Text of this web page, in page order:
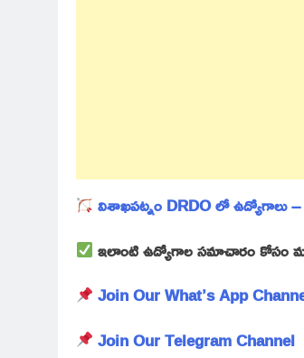
విశాఖపట్నం DRDO లో ఉద్యోగాలు
ఇలాంటి ఉద్యోగాల సమాచారం కోసం
Join Our What’s App
Join Our Telegram Channel